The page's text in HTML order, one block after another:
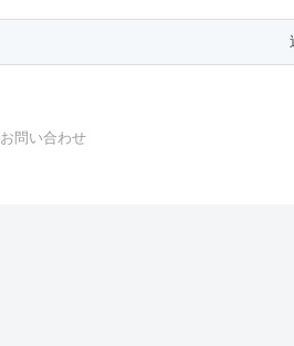
お問い合わせ